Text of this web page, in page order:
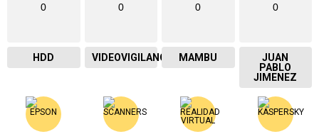
0
HDD
0
VIDEOVIGILANCIA
0
MAMBU
0
JUAN
PABLO
JIMENEZ